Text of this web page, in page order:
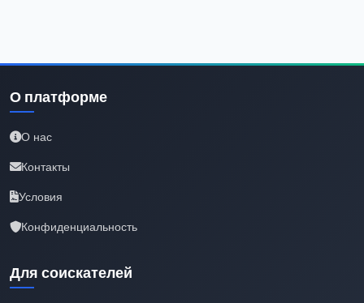
О платформе
О нас
Контакты
Условия
Конфиденциальность
Для соискателей